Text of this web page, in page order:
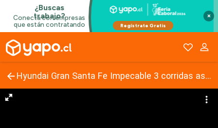
×
Hyundai Gran Santa Fe Impecable 3 corridas asiento